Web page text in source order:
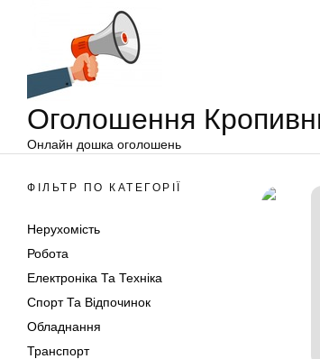
Оголошення
Онлайн дошка оголошень
ФІЛЬТР ПО КАТЕГОРІЇ
Нерухомість
Робота
Електроніка Та Техніка
Спорт Та Відпочинок
Обладнання
Транспорт